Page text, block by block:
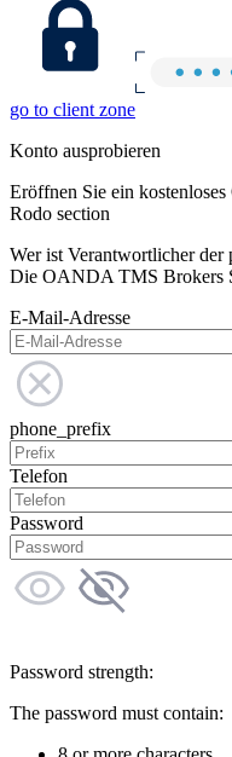
go to client zone
Konto ausprobieren
Eröffnen Sie ein
Rodo section
Wer ist Verantwortlicher der
Die OANDA TMS Brokers
E-Mail-Adresse
phone_prefix
Telefon
Password
Password strength:
The password must contain: